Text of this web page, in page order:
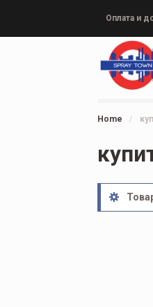
Оплата и
Home /